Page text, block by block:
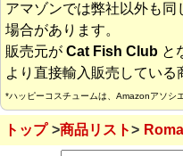
アマゾンでは弊社以外も同
場合があります。
販売元が Cat Fish Club と
より直接輸入販売している
*ハッピーコスチュームは、Amazonアソシ
トップ 商品リスト